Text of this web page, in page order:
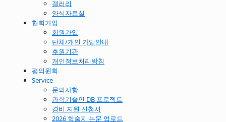
갤러리
양식자료실
협회가입
회원가입
단체/개인 가입안내
후원기관
개인정보처리방침
평의원회
Service
문의사항
과학기술인 DB 프로젝트
경비 지원 신청서
2026 학술지 논문 업로드